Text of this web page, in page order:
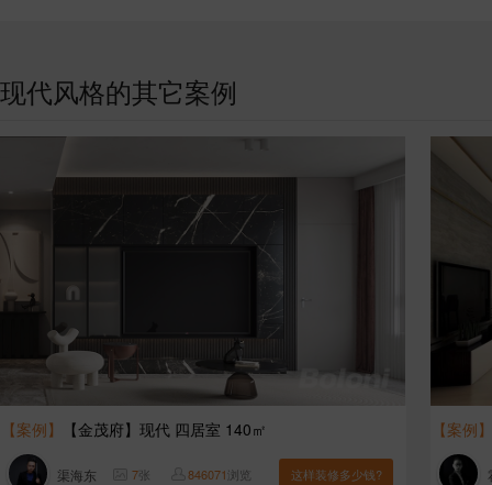
现代风格的其它案例
【案例】 【金茂府】现代 四居室 140㎡
渠海东 7张 846071浏览 这样装修多少钱?
【案例】